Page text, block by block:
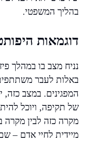
בהליך המשפטי.
דוגמאות
נניח מצב בו במהלך
באלות לעבר
המפגינים. במצב כזה,
של תקיפה, ויוכל
מקרה כזה לבין מקרה
מיידית לחיי אדם –